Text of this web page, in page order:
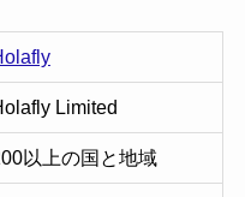
Limited
以上の国と地域